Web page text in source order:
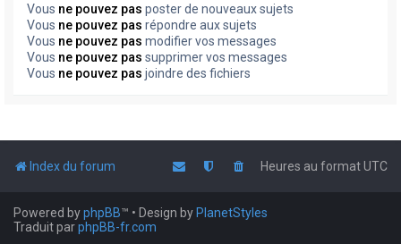
Vous ne pouvez pas poster de nouveaux sujets
Vous ne pouvez pas répondre aux sujets
Vous ne pouvez pas modifier vos messages
Vous ne pouvez pas supprimer vos messages
Vous ne pouvez pas joindre des fichiers
Index du forum Heures au formatUTC
Powered byphpBB™ • Design by PlanetStyles
Traduit parphpBB-fr.com